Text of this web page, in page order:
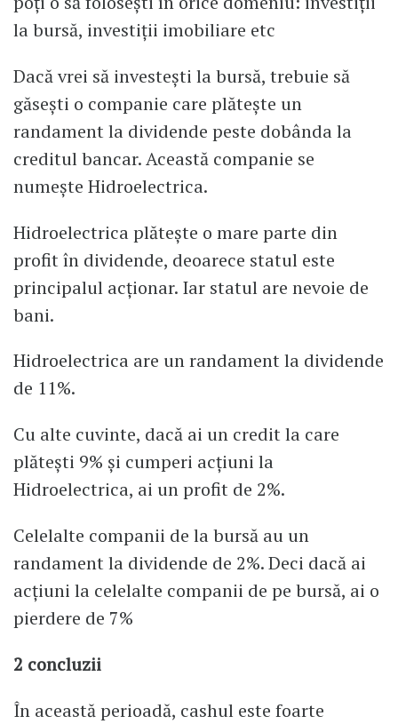
la bursă, investiții imobiliare etc
Dacă vrei să investești la bursă, trebuie să
găsești o companie care plătește un
randament la dividende peste dobânda la
creditul bancar. Această companie se
numește Hidroelectrica.
Hidroelectrica plătește o mare parte din
profit în dividende, deoarece statul este
principalul acționar. Iar statul are nevoie de
bani.
Hidroelectrica are un randament la dividende
de 11%.
Cu alte cuvinte, dacă ai un credit la care
plătești 9% și cumperi acțiuni la
Hidroelectrica, ai un profit de 2%.
Celelalte companii de la bursă au un
randament la dividende de 2%. Deci dacă ai
acțiuni la celelalte companii de pe bursă, ai o
pierdere de 7%
2 concluzii
În această perioadă, cashul este foarte